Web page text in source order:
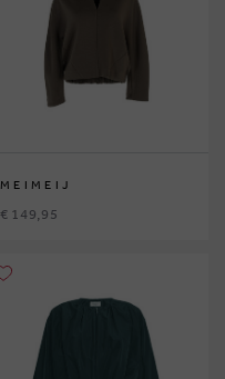
MEIMEIJ
€ 149,95